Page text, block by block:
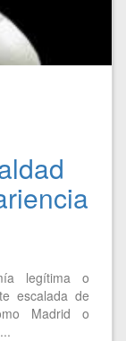
legítima o
escalada de
Madrid o